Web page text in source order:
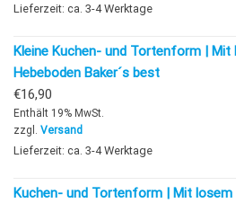
Lieferzeit: ca. 3-4 Werktage
Kleine Kuchen- und Tortenform | Mit
Hebeboden Baker´s best
€16,90
Enthält 19% MwSt.
zzgl. Versand
Lieferzeit: ca. 3-4 Werktage
Kuchen- und Tortenform | Mit losem